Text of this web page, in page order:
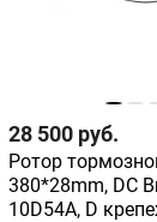
28 500 руб.
Ротор
380*28mm, DC
10D54A, D